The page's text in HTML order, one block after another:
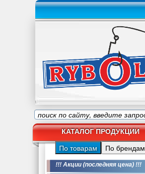
КАТАЛОГ ПРОДУКЦИИ
По товарам По брендам
!!! Акции (последняя цена) !!!